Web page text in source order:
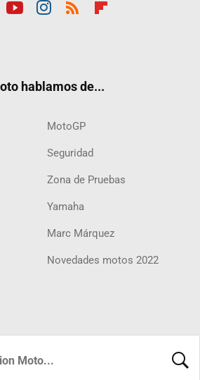
hablamos de...
MotoGP
Seguridad
Zona de Pruebas
Yamaha
Marc Márquez
Novedades motos 2022